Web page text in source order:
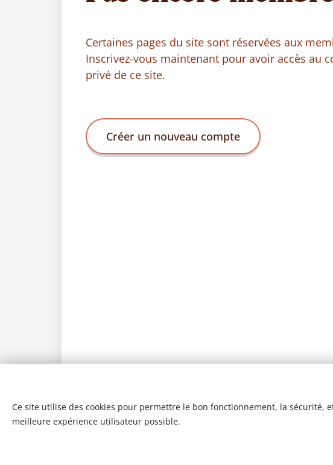
Certaines pages du site sont réservées aux
Inscrivez-vous maintenant pour avoir accès au
privé de ce site.
Créer un nouveau compte
Ce site utilise des cookies pour permettre le bon fonctionnement, la sécurité,
meilleure expérience utilisateur possible.